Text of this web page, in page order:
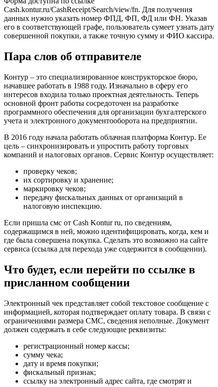
Cash.kontur.ru/CashReceipt/Search/view/fn. Для получения
данных нужно указать номер ФПД, ФП, ФД или ФН. Указав
его в соответствующей графе, пользователь сумеет узнать дату
совершенной покупки, а также точную сумму и ФИО кассира.
Пара слов об отправителе
Контур – это специализированное конструкторское бюро,
начавшее работать в 1988 году. Изначально в сферу его
интересов входила только проектная деятельность. Теперь
основной фронт работы сосредоточен на разработке
программного обеспечения для организации бухгалтерского
учета и электронного документооборота на предприятии.
В 2016 году начала работать облачная платформа Контур. Ее
цель – синхронизировать и упростить работу торговых
компаний и налоговых органов. Сервис Контур осуществляет:
проверку чеков;
их сортировку и хранение;
маркировку чеков;
передачу фискальных данных от организаций в
налоговую инспекцию.
Если пришла смс от Cash Kontur ru, по сведениям,
содержащимся в ней, можно идентифицировать, когда, кем и
где была совершена покупка. Сделать это возможно на сайте
сервиса (ссылка для перехода уже содержится в сообщении).
Что будет, если перейти по ссылке в
присланном сообщении
Электронный чек представляет собой текстовое сообщение с
информацией, которая подтверждает оплату товара. В связи с
ограничениями размера СМС, сведения неполные. Документ
должен содержать в себе следующие реквизиты:
регистрационный номер кассы;
сумму чека;
дату и время покупки;
фискальный признак;
ссылку на электронный адрес сайта, где смотрят и